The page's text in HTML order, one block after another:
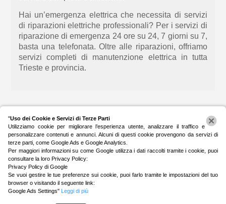
Hai un’emergenza elettrica che necessita di servizi
di riparazionielettriche professionali? Per i servizi di
riparazione di emergenza 24 ore su 24, 7 giorni su 7,
basta una telefonata. Oltre alle riparazioni, offriamo
servizi completi di manutenzione elettrica in tutta
Trieste e provincia.
Cookie Policy|Termini e Condizioni| Privacy
Policy|CONTATTI
"Uso dei Cookie e Servizi di Terze Parti
Utilizziamo cookie per migliorare l’esperienza utente, analizzare il traffico e
personalizzare contenuti e annunci. Alcuni di questi cookie provengono da servizi di
terze parti, come Google Ads e Google Analytics.
Per maggiori informazioni su come Google utilizza i dati raccolti tramite i cookie, puoi
consultare la loro Privacy Policy:
Privacy Policy di Google
Se vuoi gestire le tue preferenze sui cookie, puoi farlo tramite le impostazioni del tuo
browser o visitando il seguente link:
Google Ads Settings" Leggi di più